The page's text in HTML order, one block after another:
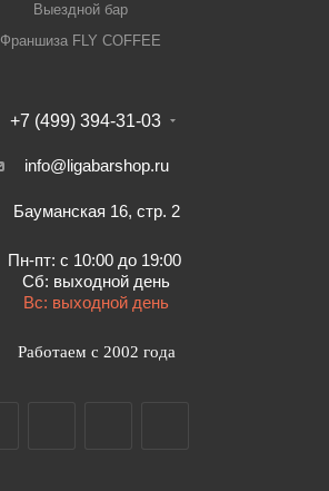
Выездной бар
Франшиза FLY COFFEE
+7 (499) 394-31-03
info@ligabarshop.ru
Бауманская 16, стр. 2
Пн-пт: с 10:00 до 19:00
Сб: выходной день
Вс: выходной день
Работаем с 2002 года